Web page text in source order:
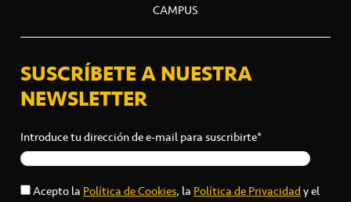
CAMPUS
SUSCRÍBETE A NUESTRA
NEWSLETTER
Introduce tu dirección de e-mail para suscribirte*
Acepto laPolítica de Cookies, laPolítica de Privacidady el